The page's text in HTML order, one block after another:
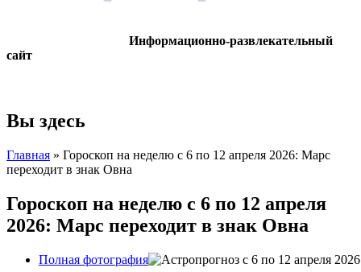
Информационно-развлекательный
сайт
Вы здесь
Главная » Гороскоп на неделю с 6 по 12 апреля 2026: Марс
переходит в знак Овна
Гороскоп на неделю с 6 по 12 апреля
2026: Марс переходит в знак Овна
Полная фотография